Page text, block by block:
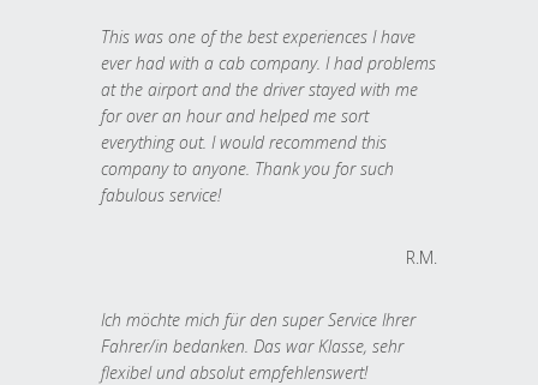
This was one of the best experiences I have
ever had with a cab company. I had problems
at the airport and the driver stayed with me
for over an hour and helped me sort
everything out. I would recommend this
company to anyone. Thank you for such
fabulous service!
R.M.
Ich möchte mich für den super Service Ihrer
Fahrer/in bedanken. Das war Klasse, sehr
flexibel und absolut empfehlenswert!